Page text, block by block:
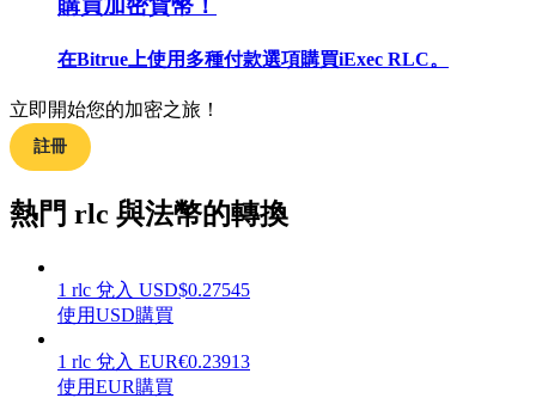
合約指南
合約功能使用指南
購買加密貨幣！
在Bitrue上使用多種付款選項購買iExec RLC。
立即開始您的加密之旅！
註冊
熱門 rlc 與法幣的轉換
1 rlc 兌入 USD$0.27545
使用USD購買
1 rlc 兌入 EUR€0.23913
使用EUR購買